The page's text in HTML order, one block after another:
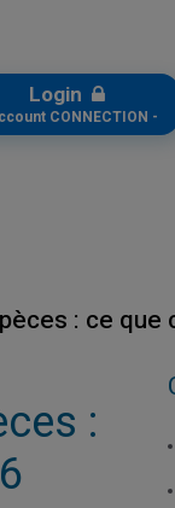
Login
CONNECTION -
: ce
: